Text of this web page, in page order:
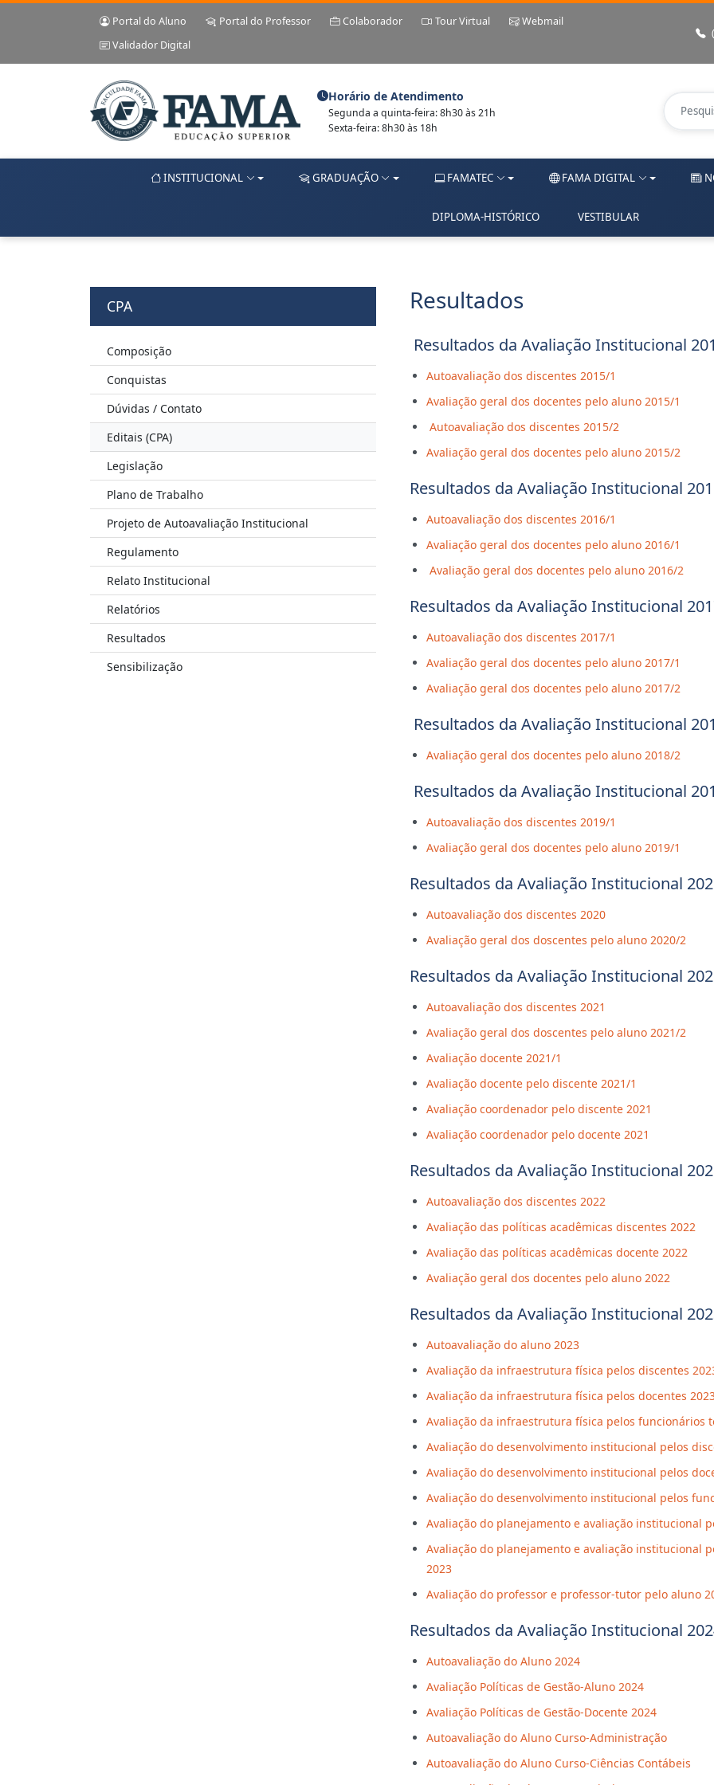
Portal do Aluno Portal do Professor Colaborador Tour Virtual
Webmail
Validador Digital
Horário de Atendimento
Segunda a quinta-feira: 8h30 às 21h
Sexta-feira: 8h30 às 18h
INSTITUCIONAL GRADUAÇÃO FAMATEC FAMA DIGITAL
DIPLOMA-HISTÓRICO VESTIBULAR
CPA
Composição
Conquistas
Dúvidas / Contato
Editais (CPA)
Legislação
Plano de Trabalho
Projeto de Autoavaliação Institucional
Regulamento
Relato Institucional
Relatórios
Resultados
Sensibilização
Resultados
Resultados da Avaliação Institucional
Autoavaliação dos discentes 2015/1
Avaliação geral dos docentes pelo aluno 2015/1
Autoavaliação dos discentes 2015/2
Avaliação geral dos docentes pelo aluno 2015/2
Resultados da Avaliação Institucional
Autoavaliação dos discentes 2016/1
Avaliação geral dos docentes pelo aluno 2016/1
Avaliação geral dos docentes pelo aluno 2016/2
Resultados da Avaliação Institucional
Autoavaliação dos discentes 2017/1
Avaliação geral dos docentes pelo aluno 2017/1
Avaliação geral dos docentes pelo aluno 2017/2
Resultados da Avaliação Institucional
Avaliação geral dos docentes pelo aluno 2018/2
Resultados da Avaliação Institucional
Autoavaliação dos discentes 2019/1
Avaliação geral dos docentes pelo aluno 2019/1
Resultados da Avaliação Institucional
Autoavaliação dos discentes 2020
Avaliação geral dos doscentes pelo aluno 2020/2
Resultados da Avaliação Institucional
Autoavaliação dos discentes 2021
Avaliação geral dos doscentes pelo aluno 2021/2
Avaliação docente 2021/1
Avaliação docente pelo discente 2021/1
Avaliação coordenador pelo discente 2021
Avaliação coordenador pelo docente 2021
Resultados da Avaliação Institucional
Autoavaliação dos discentes 2022
Avaliação das políticas acadêmicas discentes 2022
Avaliação das políticas acadêmicas docente 2022
Avaliação geral dos docentes pelo aluno 2022
Resultados da Avaliação Institucional
Autoavaliação do aluno 2023
Avaliação da infraestrutura física pelos discentes
Avaliação da infraestrutura física pelos docentes
Avaliação da infraestrutura física pelos funcionários
Avaliação do desenvolvimento institucional pelos
Avaliação do desenvolvimento institucional pelos
Avaliação do desenvolvimento institucional pelos
Avaliação do planejamento e avaliação institucional
Avaliação do planejamento e avaliação institucional
2023
Avaliação do professor e professor-tutor pelo aluno
Resultados da Avaliação Institucional
Autoavaliação do Aluno 2024
Avaliação Políticas de Gestão-Aluno 2024
Avaliação Políticas de Gestão-Docente 2024
Autoavaliação do Aluno Curso-Administração
Autoavaliação do Aluno Curso-Ciências Contábeis